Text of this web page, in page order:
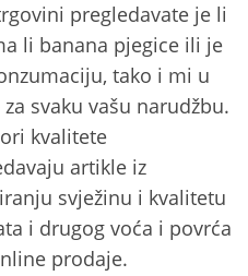
pregledavate je li
li banana pjegice ili je
tako i mi u
svaku vašu narudžbu.
kvalitete
artikle iz
svježinu i kvalitetu
i drugog voća i povrća
prodaje.